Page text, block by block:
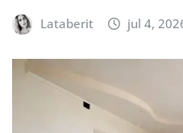
Lataberit jul 4,